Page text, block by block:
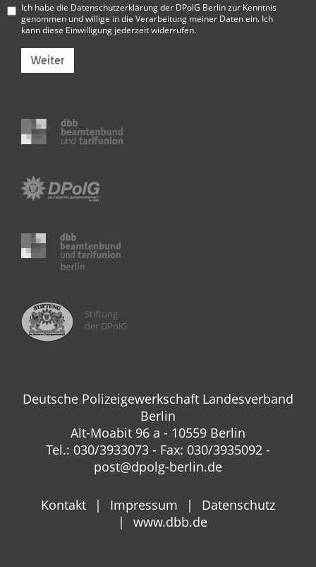
Ich habe die Datenschutzerklärung der DPolG Berlinzur Kenntnis
genommen und willige in die Verarbeitung meiner Daten ein. Ich
kann diese Einwilligung jederzeit widerrufen.
Weiter
Stiftung
der DPolG
Deutsche Polizeigewerkschaft Landesverband
Berlin
Alt-Moabit 96 a - 10559 Berlin
Tel.: 030/3933073 - Fax: 030/3935092 -
post@dpolg-berlin.de
Kontakt Impressum
Datenschutz
www.dbb.de